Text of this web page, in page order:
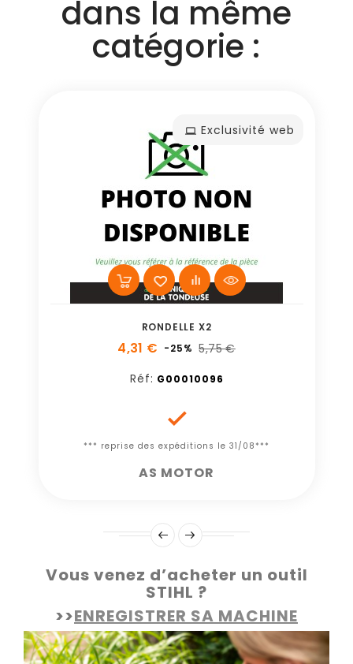
dans la même
catégorie :
Exclusivité web
RONDELLE X2
4,31 € -25% 5,75 €
Réf: G00010096

*** reprise des expéditions le 31/08***
AS MOTOR
Vous venez d’acheter un outil
STIHL ?
>>ENREGISTRER SA MACHINE